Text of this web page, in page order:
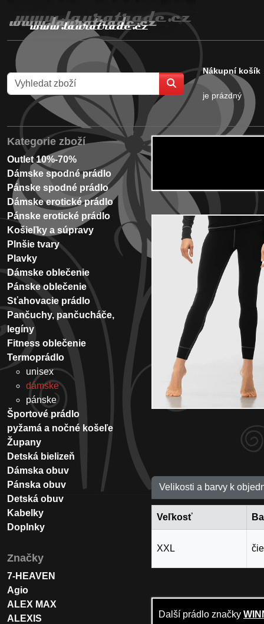
Nákupní košík
je prázdný
Velikosti a barvy k
Veľkosť
XXL
Další prádlo značky
Kategorie zboží
Outlet 10%-70%
Dámske spodné prádlo
Pánske spodné prádlo
Dámske erotické prádlo
Pánske erotické prádlo
Košieľky a súpravy
Plnšie tvary
Plavky
Dámske oblečenie
Pánske oblečenie
Sťahovacie prádlo
Pančuchy, pančucháče,
legíny
Fitness oblečenie
Termoprádlo
unisex
dámske
pánske
Športové prádlo
pyžamá a nočné košeľe
Župany
Detská bielizeň
Dámska obuv
Pánska obuv
Detská obuv
Kabelky
Doplnky
Značky
7-HEAVEN
Agio
ALEX MAX
ALEXIS